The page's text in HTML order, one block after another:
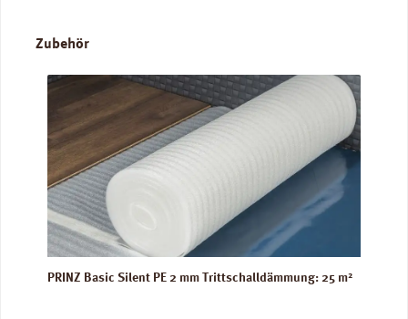
Produktgalerie überspringen
Zubehör
PRINZ Basic Silent PE 2 mm Trittschalldämmung: 25 m²